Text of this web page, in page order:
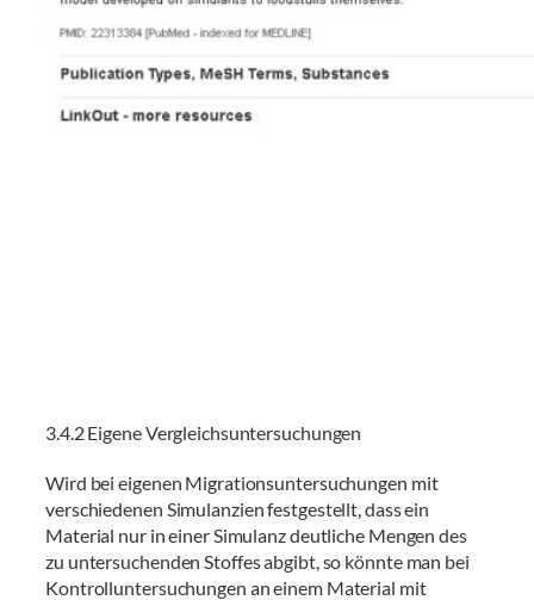
3.4.2 Eigene Vergleichsuntersuchungen
Wird bei eigenen Migrationsuntersuchungen mit
verschiedenen Simulanzien festgestellt, dass ein
Material nur in einer Simulanz deutliche Mengen des
zu untersuchenden Stoffes abgibt, so könnte man bei
Kontrolluntersuchungen an einem Material mit